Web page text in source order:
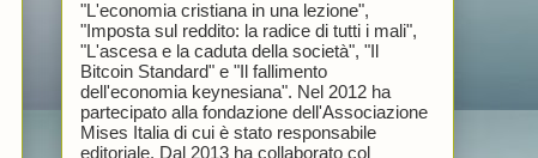
"L'economia cristiana in una lezione",
"Imposta sul reddito: la radice di tutti i mali",
"L'ascesa e la caduta della società", "Il
Bitcoin Standard" e "Il fallimento
dell'economia keynesiana". Nel 2012 ha
partecipato alla fondazione dell'Associazione
Mises Italia di cui è stato responsabile
editoriale. Dal 2013 ha collaborato col